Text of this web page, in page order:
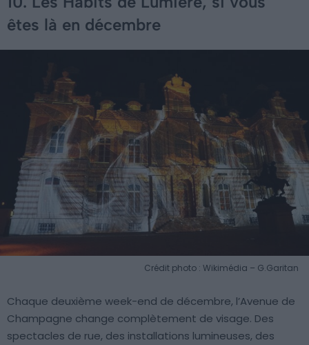
êtes là en décembre
Crédit photo : Wikimédia – G.Garitan
Chaque deuxième week-end de décembre, l’Avenue de
Champagne change complètement de visage. Des
spectacles de rue, des installations lumineuses, des